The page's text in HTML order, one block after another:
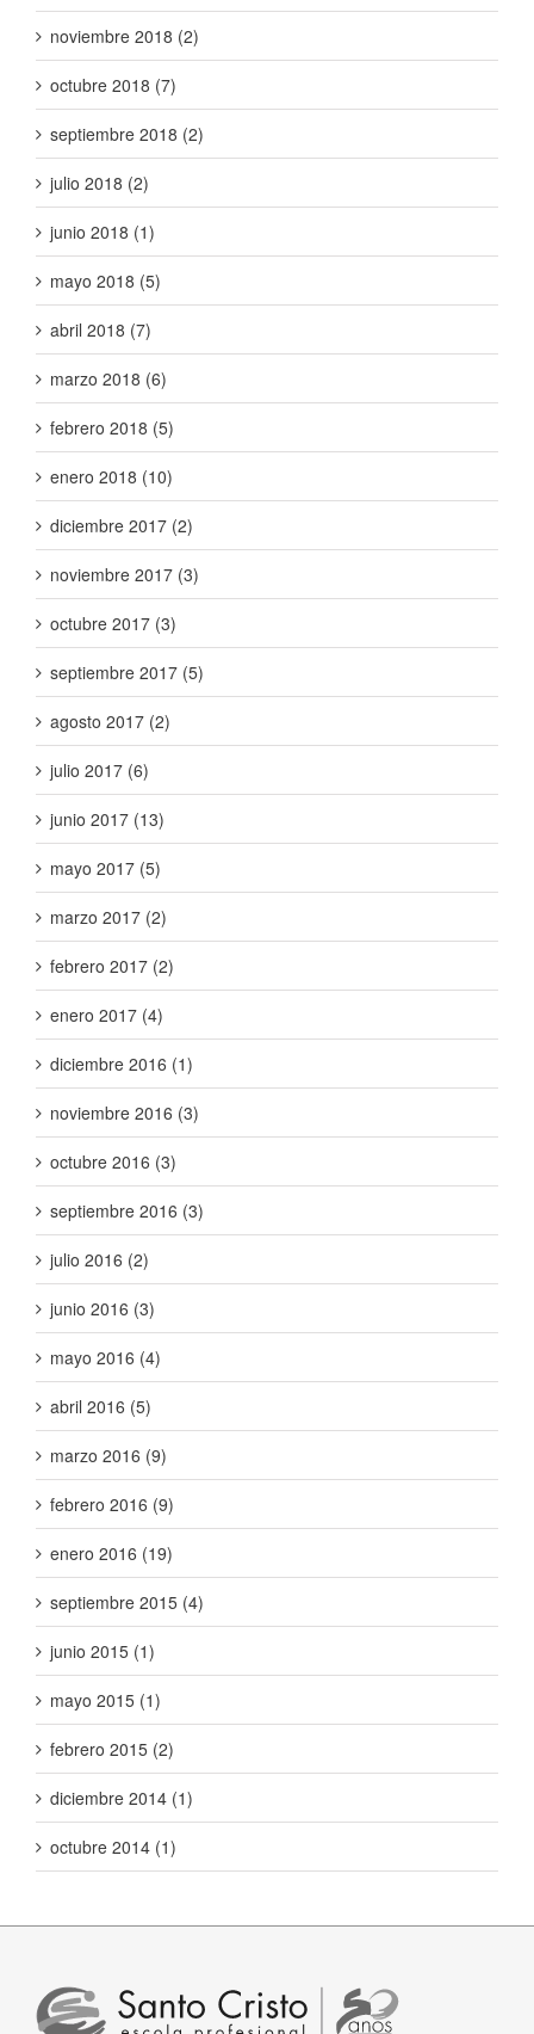
noviembre 2018 (2)
octubre 2018 (7)
septiembre 2018 (2)
julio 2018 (2)
junio 2018 (1)
mayo 2018 (5)
abril 2018 (7)
marzo 2018 (6)
febrero 2018 (5)
enero 2018 (10)
diciembre 2017 (2)
noviembre 2017 (3)
octubre 2017 (3)
septiembre 2017 (5)
agosto 2017 (2)
julio 2017 (6)
junio 2017 (13)
mayo 2017 (5)
marzo 2017 (2)
febrero 2017 (2)
enero 2017 (4)
diciembre 2016 (1)
noviembre 2016 (3)
octubre 2016 (3)
septiembre 2016 (3)
julio 2016 (2)
junio 2016 (3)
mayo 2016 (4)
abril 2016 (5)
marzo 2016 (9)
febrero 2016 (9)
enero 2016 (19)
septiembre 2015 (4)
junio 2015 (1)
mayo 2015 (1)
febrero 2015 (2)
diciembre 2014 (1)
octubre 2014 (1)